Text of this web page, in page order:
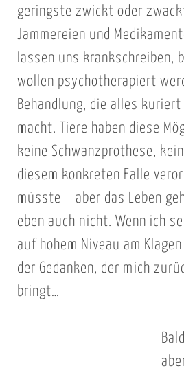
geringste zwickt oder
Jammereien und
lassen uns krankschreiben,
wollen psychotherapiert
Behandlung, die alles
macht. Tiere haben diese
keine Schwanzprothese,
diesem konkreten Falle
müsste – aber das Leben
eben auch nicht. Wenn ich
auf hohem Niveau am
der Gedanken, der mich
bringt…